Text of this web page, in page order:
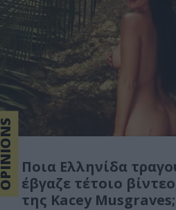
OPINIONS
Ποια Ελληνίδα
έβγαζε τέτοιο
της Kacey Musgraves;